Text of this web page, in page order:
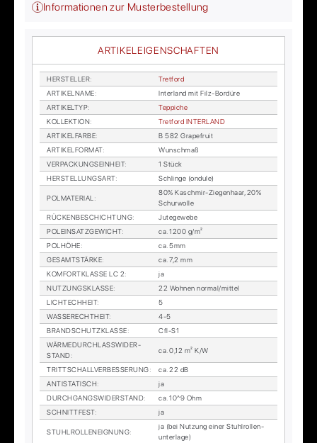
Informationen zur Musterbestellung
ARTIKELEIGENSCHAFTEN
HER­STEL­LER:
Tret­ford
AR­TI­KEL­NA­ME:
In­ter­land mit Filz-Bor­dü­re
AR­TI­KEL­TYP:
Tep­pi­che
KOL­LEK­TI­ON:
Tret­ford IN­TER­LAND
AR­TI­KEL­FAR­BE:
B 582 Grape­fruit
AR­TI­KEL­FOR­MAT:
Wunsch­maß
VER­PA­CKUNGS­EIN­HEIT:
1 Stück
HER­STEL­LUNGS­ART: Schlin­ge (on­du­le)
POL­MA­TE­RI­AL :
80% Kasch­mir-Zie­gen­haar, 20%
Schur­wol­le
RÜ­CKEN­BE­SCHICH­TUNG:
Ju­te­ge­we­be
POL­EIN­SATZ­GE­WICHT:
ca. 1200 g/m²
POL­HÖ­HE:
ca. 5mm
GE­SAMT­STÄR­KE:
ca. 7,2 mm
KOM­FORT­KLAS­SE LC 2:
ja
NUT­ZUNGS­KLAS­SE:
22 Woh­nen nor­mal/mit­tel
LICH­TECH­HEIT:
5
WAS­SE­RECHT­HEIT:
4-5
BRAND­SCHUTZ­KLAS­SE:
Cfl-S1
WÄR­ME­DURCH­LASS­WI­DER­
STAND:
ca. 0,12 m² K/W
TRITT­SCHALL­VER­BES­SE­RUNG:
ca. 22 dB
AN­TI­STA­TISCH:
ja
DURCH­GANGS­WI­DER­STAND:
ca. 10^9 Ohm
SCHNITT­FEST: ja
STUHL­ROL­LEN­EIG­NUNG:
ja (bei Nut­zung ei­ner Stuhl­rol­len­
un­ter­la­ge)